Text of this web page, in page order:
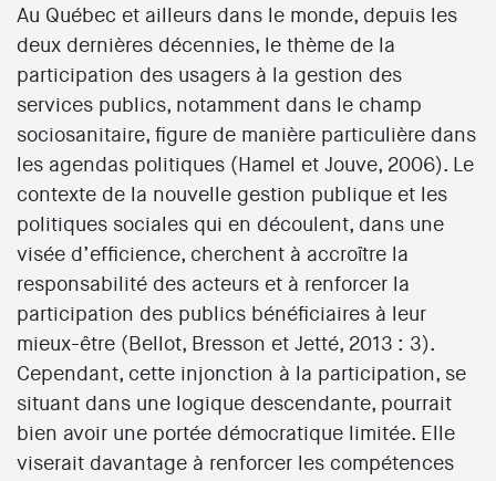
Au Québec et ailleurs dans le monde, depuis les
deux dernières décennies, le thème de la
participation des usagers à la gestion des
services publics, notamment dans le champ
sociosanitaire, figure de manière particulière dans
les agendas politiques (Hamel et Jouve, 2006). Le
contexte de la nouvelle gestion publique et les
politiques sociales qui en découlent, dans une
visée d’efficience, cherchent à accroître la
responsabilité des acteurs et à renforcer la
participation des publics bénéficiaires à leur
mieux-être (Bellot, Bresson et Jetté, 2013 : 3).
Cependant, cette injonction à la participation, se
situant dans une logique descendante, pourrait
bien avoir une portée démocratique limitée. Elle
viserait davantage à renforcer les compétences